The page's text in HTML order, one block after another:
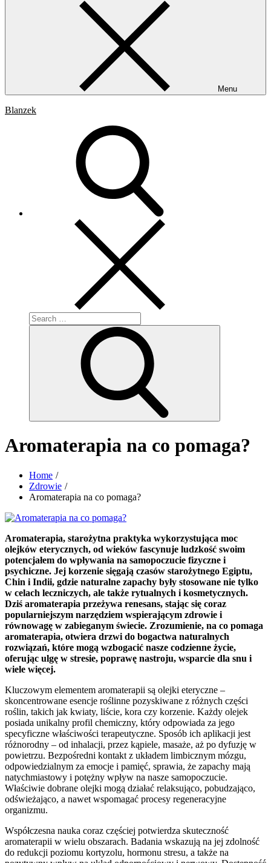
Menu
Blanzek
Search
for:
Aromaterapia na co pomaga?
Home
Zdrowie
Aromaterapia na co pomaga?
Aromaterapia, starożytna praktyka wykorzystująca moc
olejków eterycznych, od wieków fascynuje ludzkość swoim
potencjałem do wpływania na samopoczucie fizyczne i
psychiczne. Jej korzenie sięgają czasów starożytnego Egiptu,
Chin i Indii, gdzie naturalne zapachy były stosowane nie tylko
w celach leczniczych, ale także rytualnych i kosmetycznych.
Dziś aromaterapia przeżywa renesans, stając się coraz
popularniejszym narzędziem wspierającym zdrowie i
równowagę w zabieganym świecie. Zrozumienie, na co pomaga
aromaterapia, otwiera drzwi do bogactwa naturalnych
rozwiązań, które mogą wzbogacić nasze codzienne życie,
oferując ulgę w stresie, poprawę nastroju, wsparcie dla snu i
wiele więcej.
Kluczowym elementem aromaterapii są olejki eteryczne –
skoncentrowane esencje roślinne pozyskiwane z różnych części
roślin, takich jak kwiaty, liście, kora czy korzenie. Każdy olejek
posiada unikalny profil chemiczny, który odpowiada za jego
specyficzne właściwości terapeutyczne. Sposób ich aplikacji jest
różnorodny – od inhalacji, przez kąpiele, masaże, aż po dyfuzję w
powietrzu. Bezpośredni kontakt z układem limbicznym mózgu,
odpowiedzialnym za emocje i pamięć, sprawia, że zapachy mają
natychmiastowy i potężny wpływ na nasze samopoczucie.
Właściwie dobrane olejki mogą działać relaksująco, pobudzająco,
odświeżająco, a nawet wspomagać procesy regeneracyjne
organizmu.
Współczesna nauka coraz częściej potwierdza skuteczność
aromaterapii w wielu obszarach. Badania wskazują na jej zdolność
do redukcji poziomu kortyzolu, hormonu stresu, a także na